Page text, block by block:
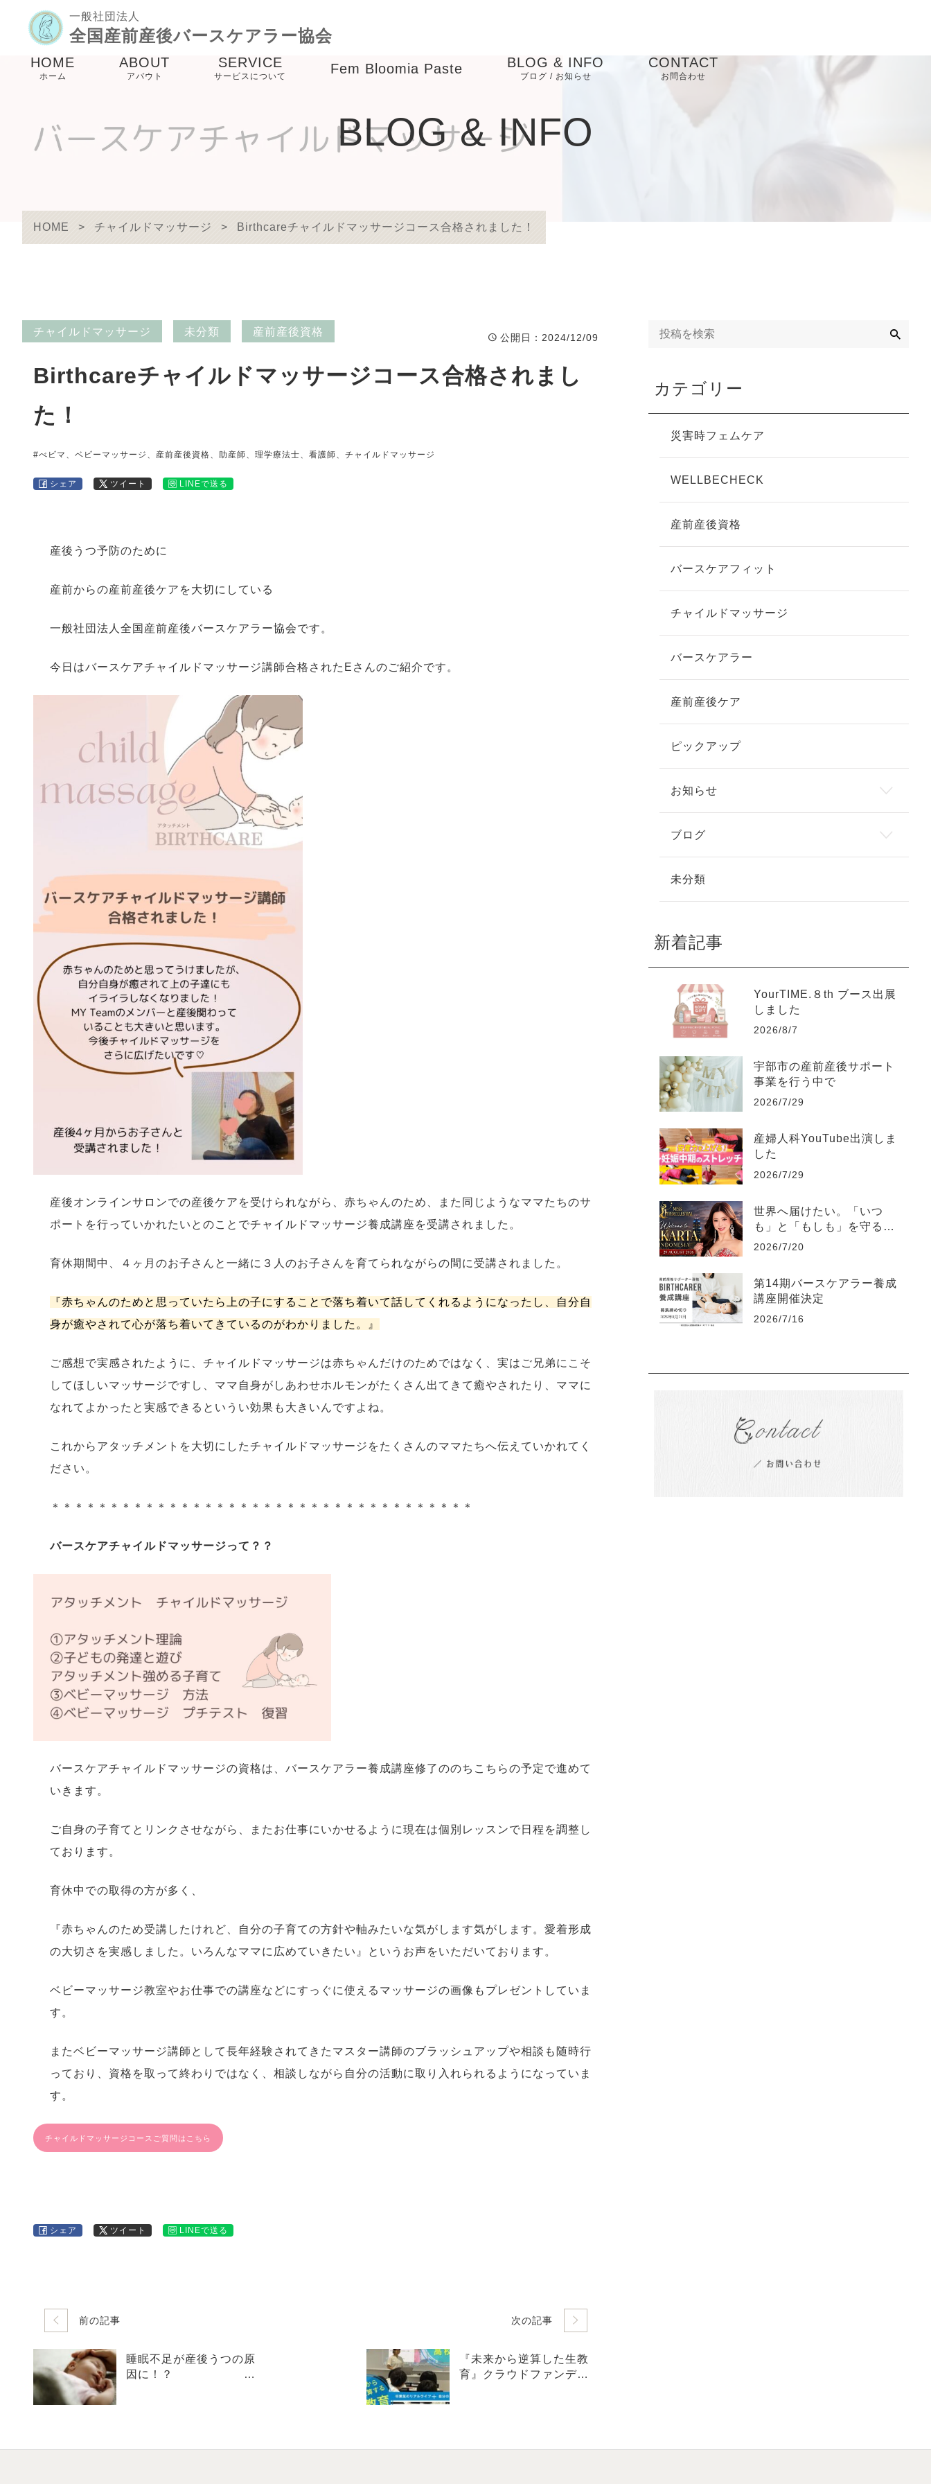
一般社団法人
全国産前産後バースケアラー協会
HOME
ホーム
ABOUT
アバウト
メンバー紹介
SERVICE
サービスについて
クター養成講座
産前産後ケア事業
birthcare links
Fem Bloomia Paste BLOG & INFO
ブログ / お知らせ
ブログ
CONTACT
お問合わせ
BLOG & INFO
HOME > チャイルドマッサージ > Birthcareチャイルドマッサージコース合格されました！
チャイルドマッサージ 未分類 産前産後資格
公開日 ：2024/12/09
Birthcareチャイルドマッサージコース合格されまし
た！
#べビマ、ベビーマッサージ、産前産後資格、助産師、理学療法士、看護師、チャイルドマッサージ
シェア ツイート LINEで送る
産後うつ予防のために
産前からの産前産後ケアを大切にしている
一般社団法人全国産前産後バースケアラー協会です。
今日はバースケアチャイルドマッサージ講師合格されたEさんのご紹介です。
産後オンラインサロンでの産後ケアを受けられながら、赤ちゃんのため、また同じようなママたちのサ
ポートを行っていかれたいとのことでチャイルドマッサージ養成講座を受講されました。
育休期間中、４ヶ月のお子さんと一緒に３人のお子さんを育てられながらの間に受講されました。
『赤ちゃんのためと思っていたら上の子にすることで落ち着いて話してくれるようになったし、自分自
身が癒やされて心が落ち着いてきているのがわかりました。』
ご感想で実感されたように、チャイルドマッサージは赤ちゃんだけのためではなく、実はご兄弟にこそ
してほしいマッサージですし、ママ自身がしあわせホルモンがたくさん出てきて癒やされたり、ママに
なれてよかったと実感できるというい効果も大きいんですよね。
これからアタッチメントを大切にしたチャイルドマッサージをたくさんのママたちへ伝えていかれてく
ださい。
＊＊＊＊＊＊＊＊＊＊＊＊＊＊＊＊＊＊＊＊＊＊＊＊＊＊＊＊＊＊＊＊＊＊＊＊
バースケアチャイルドマッサージって？？
バースケアチャイルドマッサージの資格は、バースケアラー養成講座修了ののちこちらの予定で進めて
いきます。
ご自身の子育てとリンクさせながら、またお仕事にいかせるように現在は個別レッスンで日程を調整し
ております。
育休中での取得の方が多く、
『赤ちゃんのため受講したけれど、自分の子育ての方針や軸みたいな気がします気がします。愛着形成
の大切さを実感しました。いろんなママに広めていきたい』というお声をいただいております。
ベビーマッサージ教室やお仕事での講座などにすっぐに使えるマッサージの画像もプレゼントしていま
す。
またベビーマッサージ講師として長年経験されてきたマスター講師のブラッシュアップや相談も随時行
っており、資格を取って終わりではなく、相談しながら自分の活動に取り入れられるようになっていま
す。
チャイルドマッサージコースご質問はこちら
シェア ツイート LINEで送る
前の記事
睡眠不足が産後うつの原
因に！？
次の記事
『未来から逆算した生教
育』クラウドファンディ
カテゴリー
災害時フェムケア
WELLBECHECK
産前産後資格
バースケアフィット
チャイルドマッサージ
バースケアラー
産前産後ケア
ピックアップ
お知らせ
ブログ
未分類
新着記事
YourTIME.８th ブース出展
しました
2026/8/7
宇部市の産前産後サポート
事業を行う中で
2026/7/29
産婦人科YouTube出演しま
した
2026/7/29
世界へ届けたい。「いつ
も」と「もしも」を守る日
本の文化
2026/7/20
第14期バースケアラー養成
講座開催決定
2026/7/16